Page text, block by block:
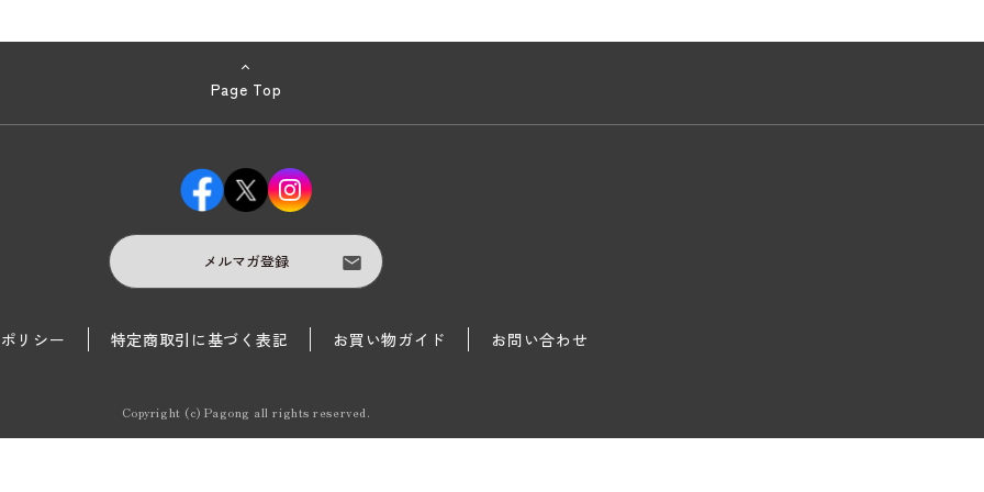
Page Top
メルマガ登録
リシー 特定商取引に基づく表記 お買い物ガイド お問い合わせ
Copyright (c) Pagong all rights reserved.